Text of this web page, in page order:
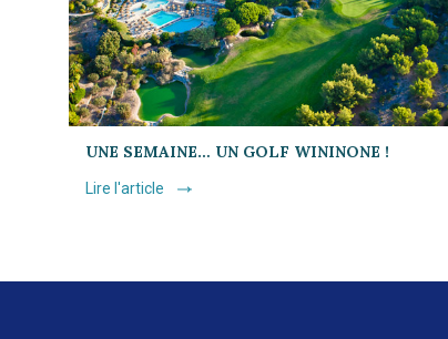
UNE SEMAINE… UN GOLF WININONE !
Lire l'article